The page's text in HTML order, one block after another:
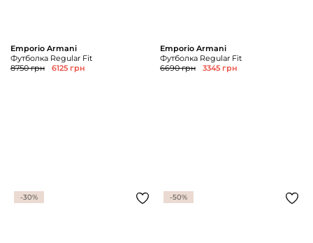
Emporio Armani
Футболка Regular Fit
8750 грн
6125 грн
Emporio Armani
Футболка Regular Fit
6690 грн
3345 грн
-30% -50%